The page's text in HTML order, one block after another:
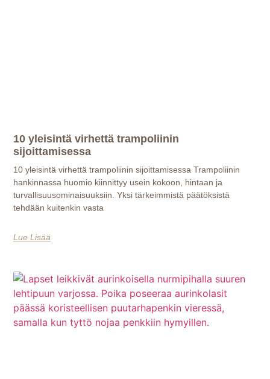
10 yleisintä virhettä trampoliinin
sijoittamisessa
10 yleisintä virhettä trampoliinin sijoittamisessa Trampoliinin
hankinnassa huomio kiinnittyy usein kokoon, hintaan ja
turvallisuusominaisuuksiin. Yksi tärkeimmistä päätöksistä
tehdään kuitenkin vasta
Lue Lisää